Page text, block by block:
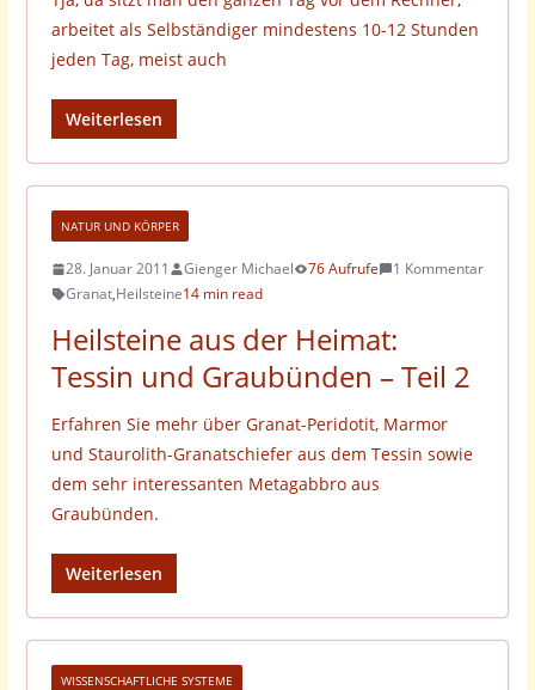
arbeitet als Selbständiger mindestens 10-12 Stunden
jeden Tag, meist auch
Weiterlesen
NATUR UND KÖRPER
28. Januar 2011 Gienger Michael 76 Aufrufe
1 Kommentar
Granat,Heilsteine14 min read
Heilsteine aus der Heimat:
Tessin und Graubünden – Teil 2
Erfahren Sie mehr über Granat-Peridotit, Marmor
und Staurolith-Granatschiefer aus dem Tessin sowie
dem sehr interessanten Metagabbro aus
Graubünden.
Weiterlesen
WISSENSCHAFTLICHE SYSTEME